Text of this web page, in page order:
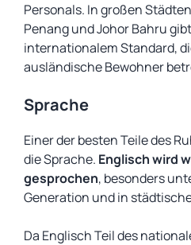
Personals. In großen
Penang und Johor Bahru
internationalem Standard,
ausländische Bewohner
Sprache
Einer der besten Teile des
die Sprache. Englisch wird
gesprochen, besonders
Generation und in
Da Englisch Teil des